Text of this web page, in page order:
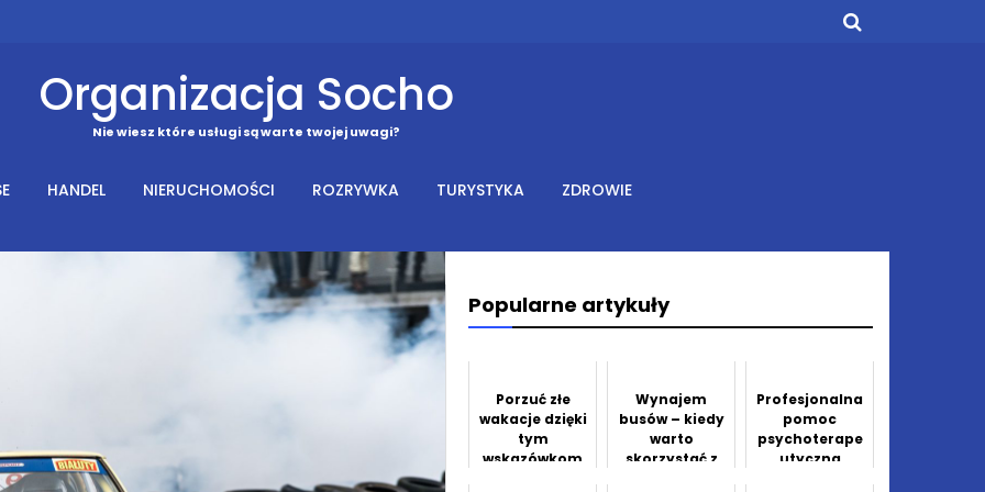
Organizacja Socho
Nie wiesz które usługi są warte twojej uwagi?
HANDEL NIERUCHOMOŚCI ROZRYWKA TURYSTYKA ZDROWIE
Popularne artykuły
Porzuć złe
wakacje dzięki
tym
wskazówkom
Wynajem
busów – kiedy
warto
skorzystać z
Profesjonalna
pomoc
psychoterape
utyczna